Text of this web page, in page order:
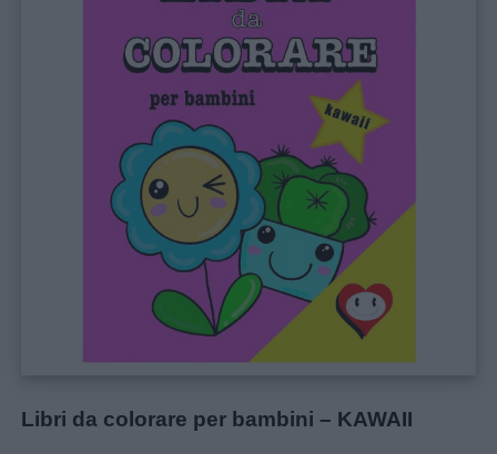
Libri da colorare per bambini – KAWAII